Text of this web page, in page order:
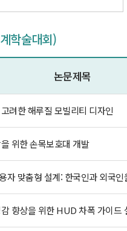
학술대회)
논문제목
려한 해루질 모빌리티 디자인
위한 손목보호대 개발
자 맞춤형 설계: 한국인과 외국인
향상을 위한 HUD 차폭 가이드